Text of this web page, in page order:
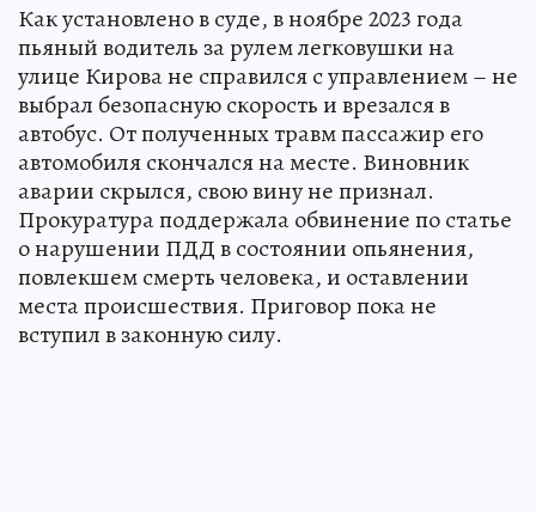
Как установлено в суде, в ноябре 2023 года
пьяный водитель за рулем легковушки на
улице Кирова не справился с управлением – не
выбрал безопасную скорость и врезался в
автобус. От полученных травм пассажир его
автомобиля скончался на месте. Виновник
аварии скрылся, свою вину не признал.
Прокуратура поддержала обвинение по статье
о нарушении ПДД в состоянии опьянения,
повлекшем смерть человека, и оставлении
места происшествия. Приговор пока не
вступил в законную силу.